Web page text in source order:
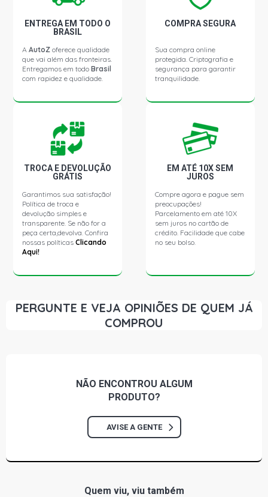
ENTREGA EM TODO O
BRASIL
AAutoZ oferece qualidade
que vai além das fronteiras.
Entregamos em todoBrasil
com rapidez e qualidade.
COMPRA SEGURA
Sua compra online
protegida. Criptografia e
segurança para garantir
tranquilidade.
TROCA E DEVOLUÇÃO
GRÁTIS
Garantimos sua satisfação!
Política de troca e
devolução simples e
transparente. Se não for a
peça certa,devolva. Confira
nossas políticasClicando
Aqui!
EM ATÉ 10X SEM
JUROS
Compre agora e pague sem
preocupações!
Parcelamento em até 10X
sem juros no cartão de
crédito. Facilidade que cabe
no seu bolso.
PERGUNTE E VEJA OPINIÕES DE QUEM JÁ
COMPROU
NÃO ENCONTROU ALGUM
PRODUTO?
AVISE A GENTE
Quem viu, viu também